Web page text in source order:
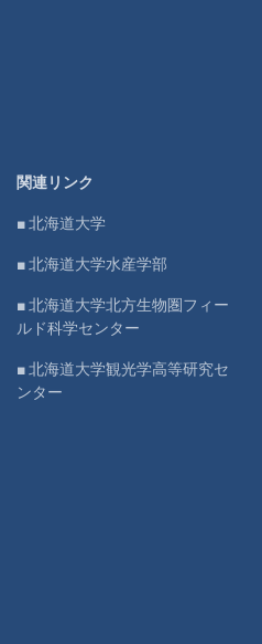
関連リンク
■ 北海道大学
■ 北海道大学水産学部
■ 北海道大学北方生物圏フィー
ルド科学センター
■ 北海道大学観光学高等研究セ
ンター